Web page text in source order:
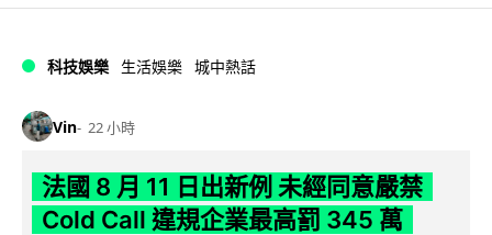
科技娛樂 生活娛樂 城中熱話
Vin 22 小時
法國 8 月 11 日出新例 未經同意嚴禁
Cold Call 違規企業最高罰 345 萬